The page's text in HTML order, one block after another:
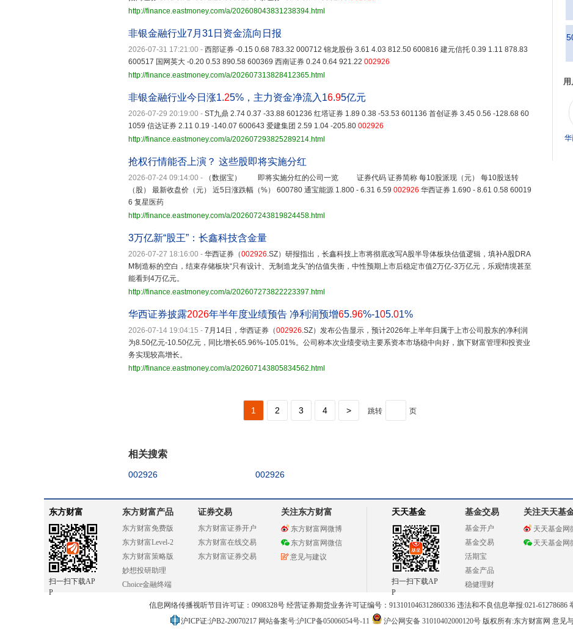
http://finance.eastmoney.com/a/202608043831238394.html
非银金融行业7月31日资金流向日报
2026-07-31 17:21:00 - 西部证券 -0.15 0.68 783.32 000712 锦龙股份 3.61 4.03 812.50 600816 建元信托 0.39 1.11 878.83
600517 国网英大 -0.20 0.53 890.58 600369 西南证券 0.24 0.64 921.22 002926
http://finance.eastmoney.com/a/202607313828412365.html
非银金融行业今日涨1.25%，主力资金净流入16.95亿元
2026-07-29 20:19:00 - ST九鼎 2.74 0.37 -33.88 601236 红塔证券 1.89 0.38 -53.53 601136 首创证券 3.45 0.56 -128.68 60
1059 信达证券 2.11 0.19 -140.07 600643 爱建集团 2.59 1.04 -205.80 002926
http://finance.eastmoney.com/a/202607293825289214.html
抢权行情能否上演？ 这些股即将实施分红
2026-07-24 09:14:00 -
（数据宝） 即将实施分红的公司一览 证券代码 证券简称 每10股派现（元） 每10股送转
（股） 最新收盘价（元） 近5日涨跌幅（%） 600780 通宝能源 1.800 - 6.31 6.59 002926 华西证券 1.690 - 8.61 0.58 60019
6 复星医药
http://finance.eastmoney.com/a/202607243819824458.html
3万亿新“股王”：长鑫科技含金量
2026-07-27 18:16:00 - 华西证券（002926.SZ）研报指出，长鑫科技上市将彻底改写A股半导体板块估值逻辑，填补A股DRA
M制造标的空白，结束存储板块“只有设计、无制造龙头”的估值失衡，中性预期上市后稳定市值2万亿-3万亿元，乐观情境甚至
能看到4万亿元。
http://finance.eastmoney.com/a/202607273822223397.html
华西证券披露2026年半年度业绩预告 净利润预增65.96%-105.01%
2026-07-14 19:04:15 - 7月14日，华西证券（002926.SZ）发布公告显示，预计2026年上半年归属于上市公司股东的净利润
为8.50亿元-10.50亿元，同比增长65.96%-105.01%。公司称本次业绩变动主要系资本市场稳中向好，旗下财富管理和投资业
务实现较高增长。
http://finance.eastmoney.com/a/202607143805834562.html
1 2 3 4 > 跳转 页
相关搜索
002926 002926
用
东方财富
扫一扫下载AP
P
东方财富产品
东方财富免费版
东方财富Level-2
东方财富策略版
妙想投研助理
Choice金融终端
证券交易
东方财富证券开户
东方财富在线交易
东方财富证券交易
关注东方财富
东方财富网微博
东方财富网微信
意见与建议
天天基金
扫一扫下载AP
P
基金交易
基金开户
基金交易
活期宝
基金产品
稳健理财
关注天天基
天天基金网
天天基金网
信息网络传播视听节目许可证：0908328号 经营证券期货业务许可证编号：913101046312860336 违法和不良信息举报:021-61278686
沪ICP证:沪B2-20070217 网站备案号:沪ICP备05006054号-11 沪公网安备 31010402000120号版权所有:东方财富网 意见